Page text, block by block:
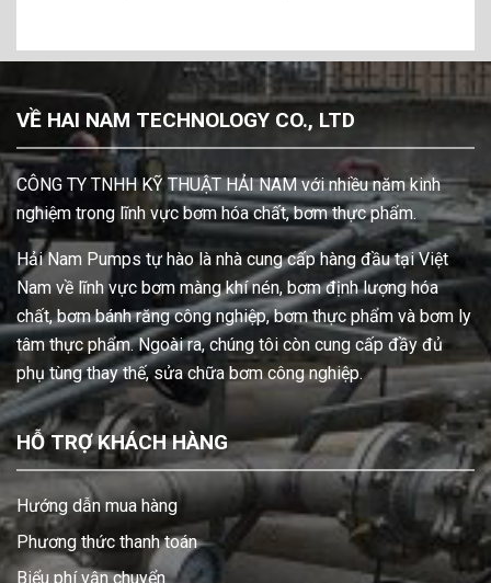
VỀ HAI NAM TECHNOLOGY CO., LTD
CÔNG TY TNHH KỸ THUẬT HẢI NAM với nhiều năm kinh
nghiệm trong lĩnh vực bơm hóa chất, bơm thực phẩm.
Hải Nam Pumps tự hào là nhà cung cấp hàng đầu tại Việt
Nam về lĩnh vực bơm màng khí nén, bơm định lượng hóa
chất, bơm bánh răng công nghiệp, bơm thực phẩm và bơm ly
tâm thực phẩm. Ngoài ra, chúng tôi còn cung cấp đầy đủ
phụ tùng thay thế, sửa chữa bơm công nghiệp.
HỖ TRỢ KHÁCH HÀNG
Hướng dẫn mua hàng
Phương thức thanh toán
Biểu phí vận chuyển